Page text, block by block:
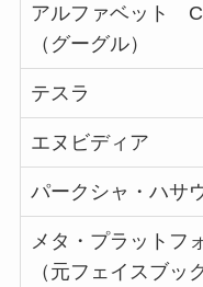
アルファベット
（グーグル）
テスラ
エヌビディア
パークシャ・ハサ
メタ・プラットフ
（元フェイスブッ